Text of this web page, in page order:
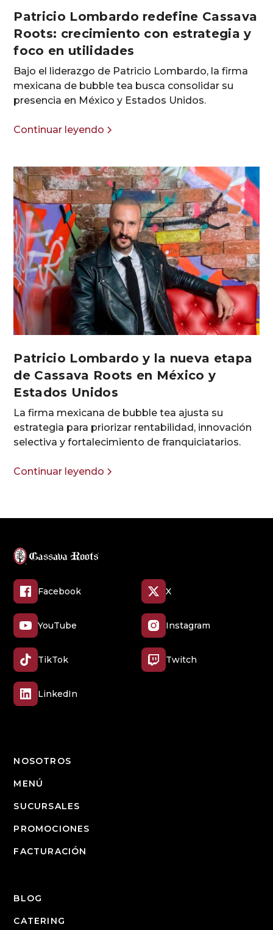
Patricio Lombardo redefine Cassava
Roots: crecimiento con estrategia y
foco en utilidades
Bajo el liderazgo de Patricio Lombardo, la firma
mexicana de bubble tea busca consolidar su
presencia en México y Estados Unidos.
Continuar leyendo
Patricio Lombardo y la nueva etapa
de Cassava Roots en México y
Estados Unidos
La firma mexicana de bubble tea ajusta su
estrategia para priorizar rentabilidad, innovación
selectiva y fortalecimiento de franquiciatarios.
Continuar leyendo
Facebook X
YouTube Instagram
TikTok Twitch
LinkedIn
NOSOTROS
MENÚ
SUCURSALES
PROMOCIONES
FACTURACIÓN
BLOG
CATERING